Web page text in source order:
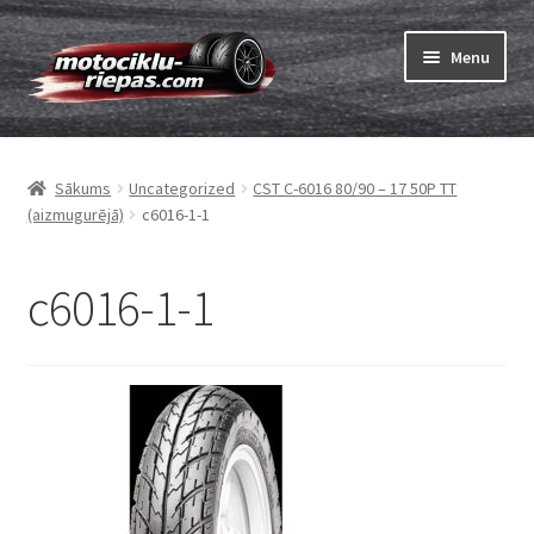
Skip
to
navigation
Skip
to
content
Menu
Riepas
Expand
Kameras
Viss par riepām
Sākums Uncategorized
CST C-6016 80/90 – 17 50P TT
(aizmugurējā)
c6016-1-1
c6016-1-1